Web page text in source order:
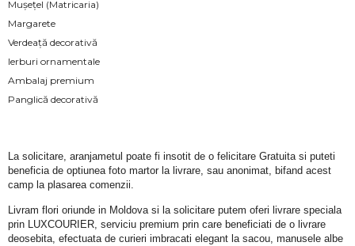
Mușețel (Matricaria)
Margarete
Verdeață decorativă
Ierburi ornamentale
Ambalaj premium
Panglică decorativă
La solicitare, aranjametul poate fi insotit de o felicitare Gratuita si puteti
beneficia de optiunea foto martor la livrare, sau anonimat, bifand acest
camp la plasarea comenzii.
Livram flori oriunde in Moldova si la solicitare putem oferi livrare speciala
prin LUXCOURIER, serviciu premium prin care beneficiati de o livrare
deosebita, efectuata de curieri imbracati elegant la sacou, manusele albe